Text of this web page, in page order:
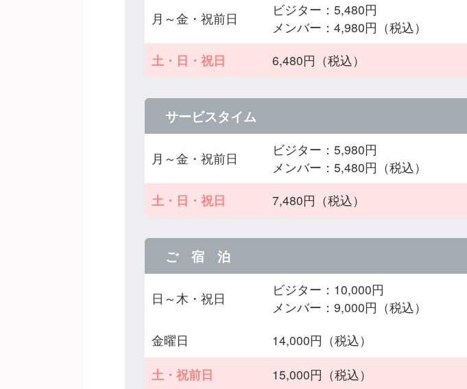
月～金・祝前日
ビジター：5,480円
メンバー：4,980円（税込）
土・日・祝日
6,480円（税込）
サービスタイム
月～金・祝前日
ビジター：5,980円
メンバー：5,480円（税込）
土・日・祝日
7,480円（税込）
ご 宿 泊
日～木・祝日
ビジター：10,000円
メンバー：9,000円（税込）
金曜日
14,000円（税込）
土・祝前日
15,000円（税込）